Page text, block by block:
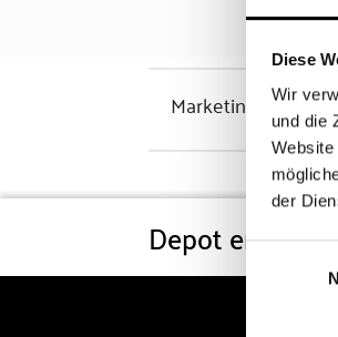
Diese
Wir
und die
der
Marketinghinweis
Depot eröffnen